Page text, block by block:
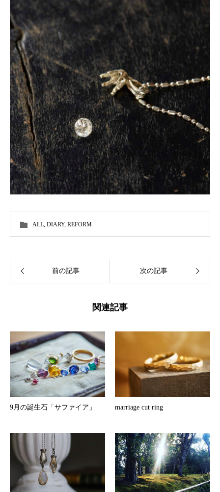
ALL, DIARY, REFORM
前の記事 次の記事
関連記事
9月の誕生石「サファイア」 marriage cut ring